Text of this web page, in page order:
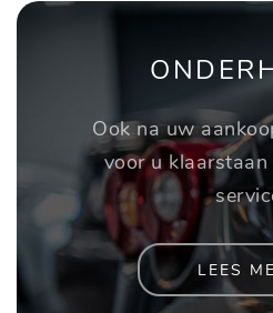
Ook na uw
voor u klaarstaan
LEES